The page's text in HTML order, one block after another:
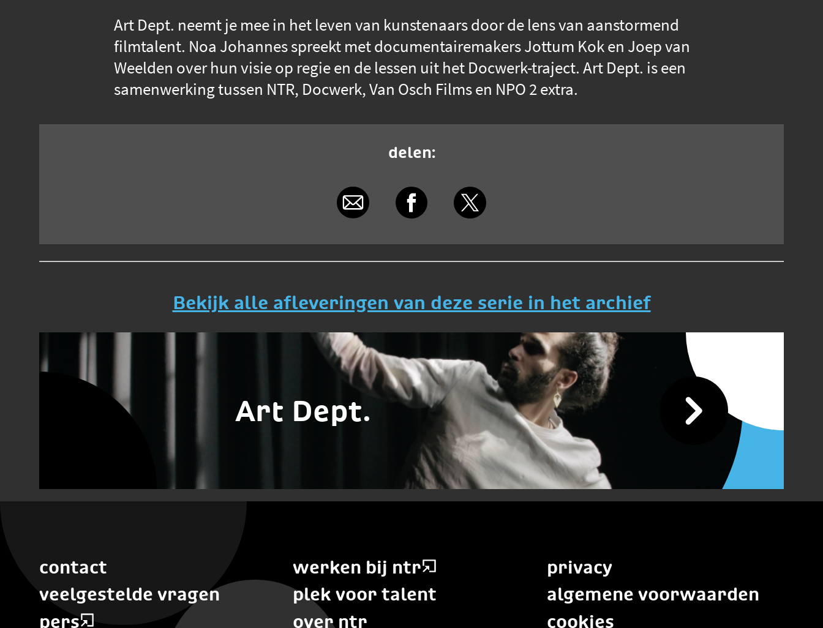
Art Dept. neemt je mee in het leven van kunstenaars door de lens van aanstormend
filmtalent. Noa Johannes spreekt met documentairemakers Jottum Kok en Joep van
Weelden over hun visie op regie en de lessen uit het Docwerk-traject. Art Dept. is een
samenwerking tussen NTR, Docwerk, Van Osch Films en NPO 2 extra.
delen:
Bekijk alle afleveringen van deze serie in het archief
Art Dept.
contact
veelgestelde vragen
pers
werken bij ntr
plek voor talent
over ntr
privacy
algemene voorwaarden
cookies